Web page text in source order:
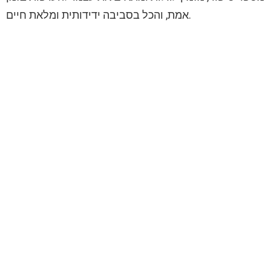
אמת, והכל בסביבה ידידותית ומלאת חיים.